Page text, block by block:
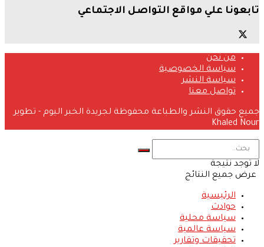
تابعونا علي مواقع التواصل الاجتماعي
من نحن
سياسة الخصوصية
سياسة النشر
تواصل معنا
جميع حقوق النشر والطباعة محفوظة لجريدة الخبر اليوم - تطوير
Khaled Nour
لا توجد نتيجة
عرض جميع النتائج
الرئيسية
حوادث
سياسة محلية
سياسة عالمية
تحقيقات وتقارير